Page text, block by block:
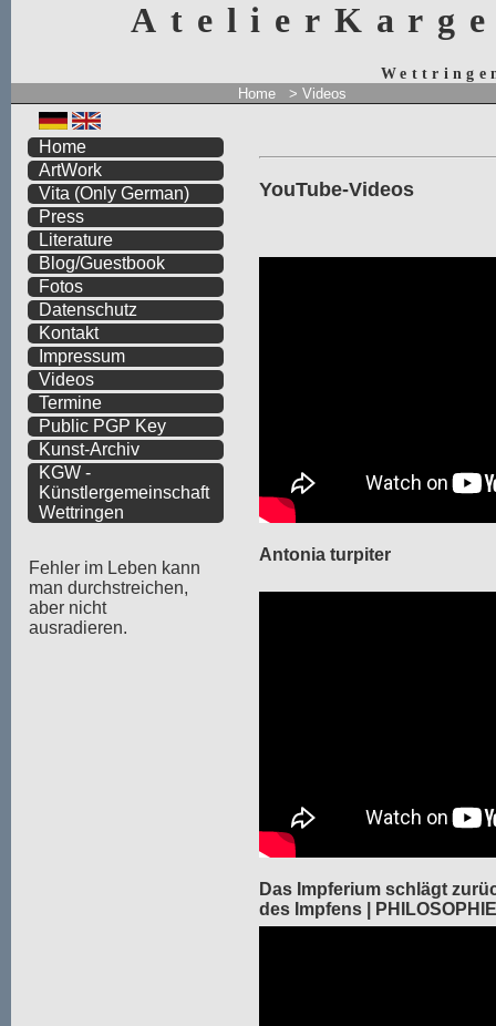
Home > Videos
YouTube-Videos
Antonia turpiter
Das Impferium schlägt
des Impfens | PHILOSOPHIE
Home
ArtWork
Vita (Only German)
Press
Literature
Blog/Guestbook
Fotos
Datenschutz
Kontakt
Impressum
Videos
Termine
Public PGP Key
Kunst-Archiv
KGW -
Künstlergemeinschaft
Wettringen
Fehler im Leben kann
man durchstreichen,
aber nicht
ausradieren.